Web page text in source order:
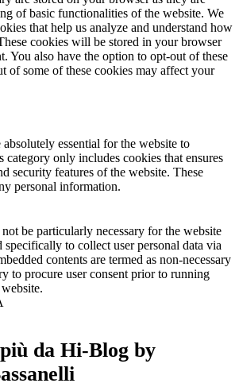
of basic functionalities of the website. We
that help us analyze and understand how
cookies will be stored in your browser
You also have the option to opt-out of these
of some of these cookies may affect your
absolutely essential for the website to
only includes cookies that ensures
security features of the website. These
personal information.
be particularly necessary for the website
specifically to collect user personal data via
contents are termed as non-necessary
to procure user consent prior to running
da Hi-Blog by